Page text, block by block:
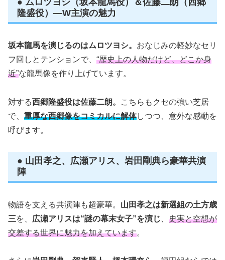
● ムロツヨシ（坂本龍馬役）＆佐藤二朗（西郷
隆盛役）—W主演の魅力
坂本龍馬を演じるのはムロツヨシ。 おなじみの軽妙なセリ
フ回しとテンションで、 “歴史上の人物だけど、どこか身
近”な龍馬像を作り上げています。
対する西郷隆盛役は佐藤二朗。
こちらもクセの強い芝居
で、 重厚な西郷像をコミカルに解体しつつ、意外な感動を
呼びます。
● 山田孝之、広瀬アリス、岩田剛典ら豪華共演
陣
物語を支える共演陣も超豪華。 山田孝之は新選組の土方歳
三を、 広瀬アリスは“謎の幕末女子”を演じ
史実と空想が
交差する世界に魅力を加えています。